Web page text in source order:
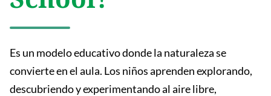
Es un modelo educativo donde la naturaleza se
convierte en el aula. Los niños aprenden explorando,
descubriendo y experimentando al aire libre,